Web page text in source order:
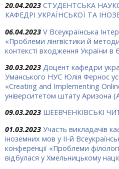
20.04.2023 СТУДЕНТСЬКА
КАФЕДРІ УКРАЇНСЬКОЇ ТА
06.04.2023 V Всеукраїнська
«Проблеми лінгвістики й
контексті входження України в
30.03.2023 Доцент кафедри
Уманського НУС Юлія Фернос
«Creating and Implementing
університетом штату Аризона
09.03.2023 ШЕЕВЧЕНКІВСЬКІ
01.03.2023 Участь викладачів
іноземних мов у ІІ-й
конференції «Проблеми
відбулася у Хмельницькому